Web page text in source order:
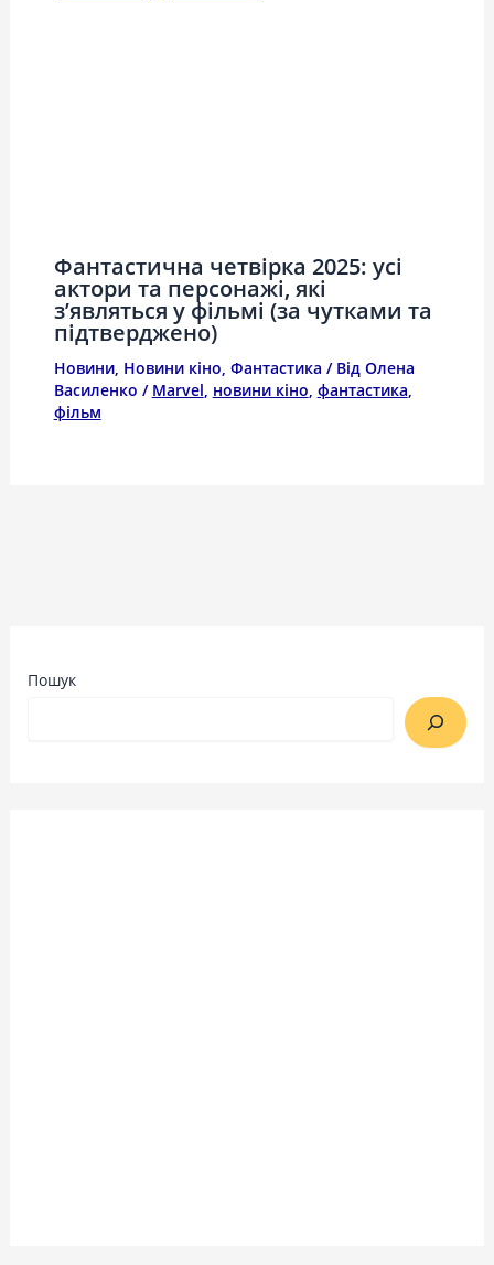
Фантастична четвірка 2025: усі
актори та персонажі, які
з’являться у фільмі (за чутками та
підтверджено)
Новини, Новини кіно Фантастика / Від Олена
Василенко / Marvel новини кіно фантастика
фільм
Пошук